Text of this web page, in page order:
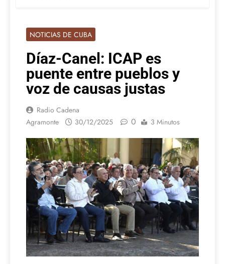
NOTICIAS DE CUBA
Díaz-Canel: ICAP es
puente entre pueblos y
voz de causas justas
Radio Cadena
Agramonte
30/12/2025 0 3 Minutos